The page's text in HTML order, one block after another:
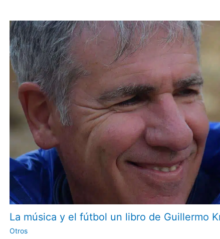
La música y el fútbol un libro de Guillermo
Otros